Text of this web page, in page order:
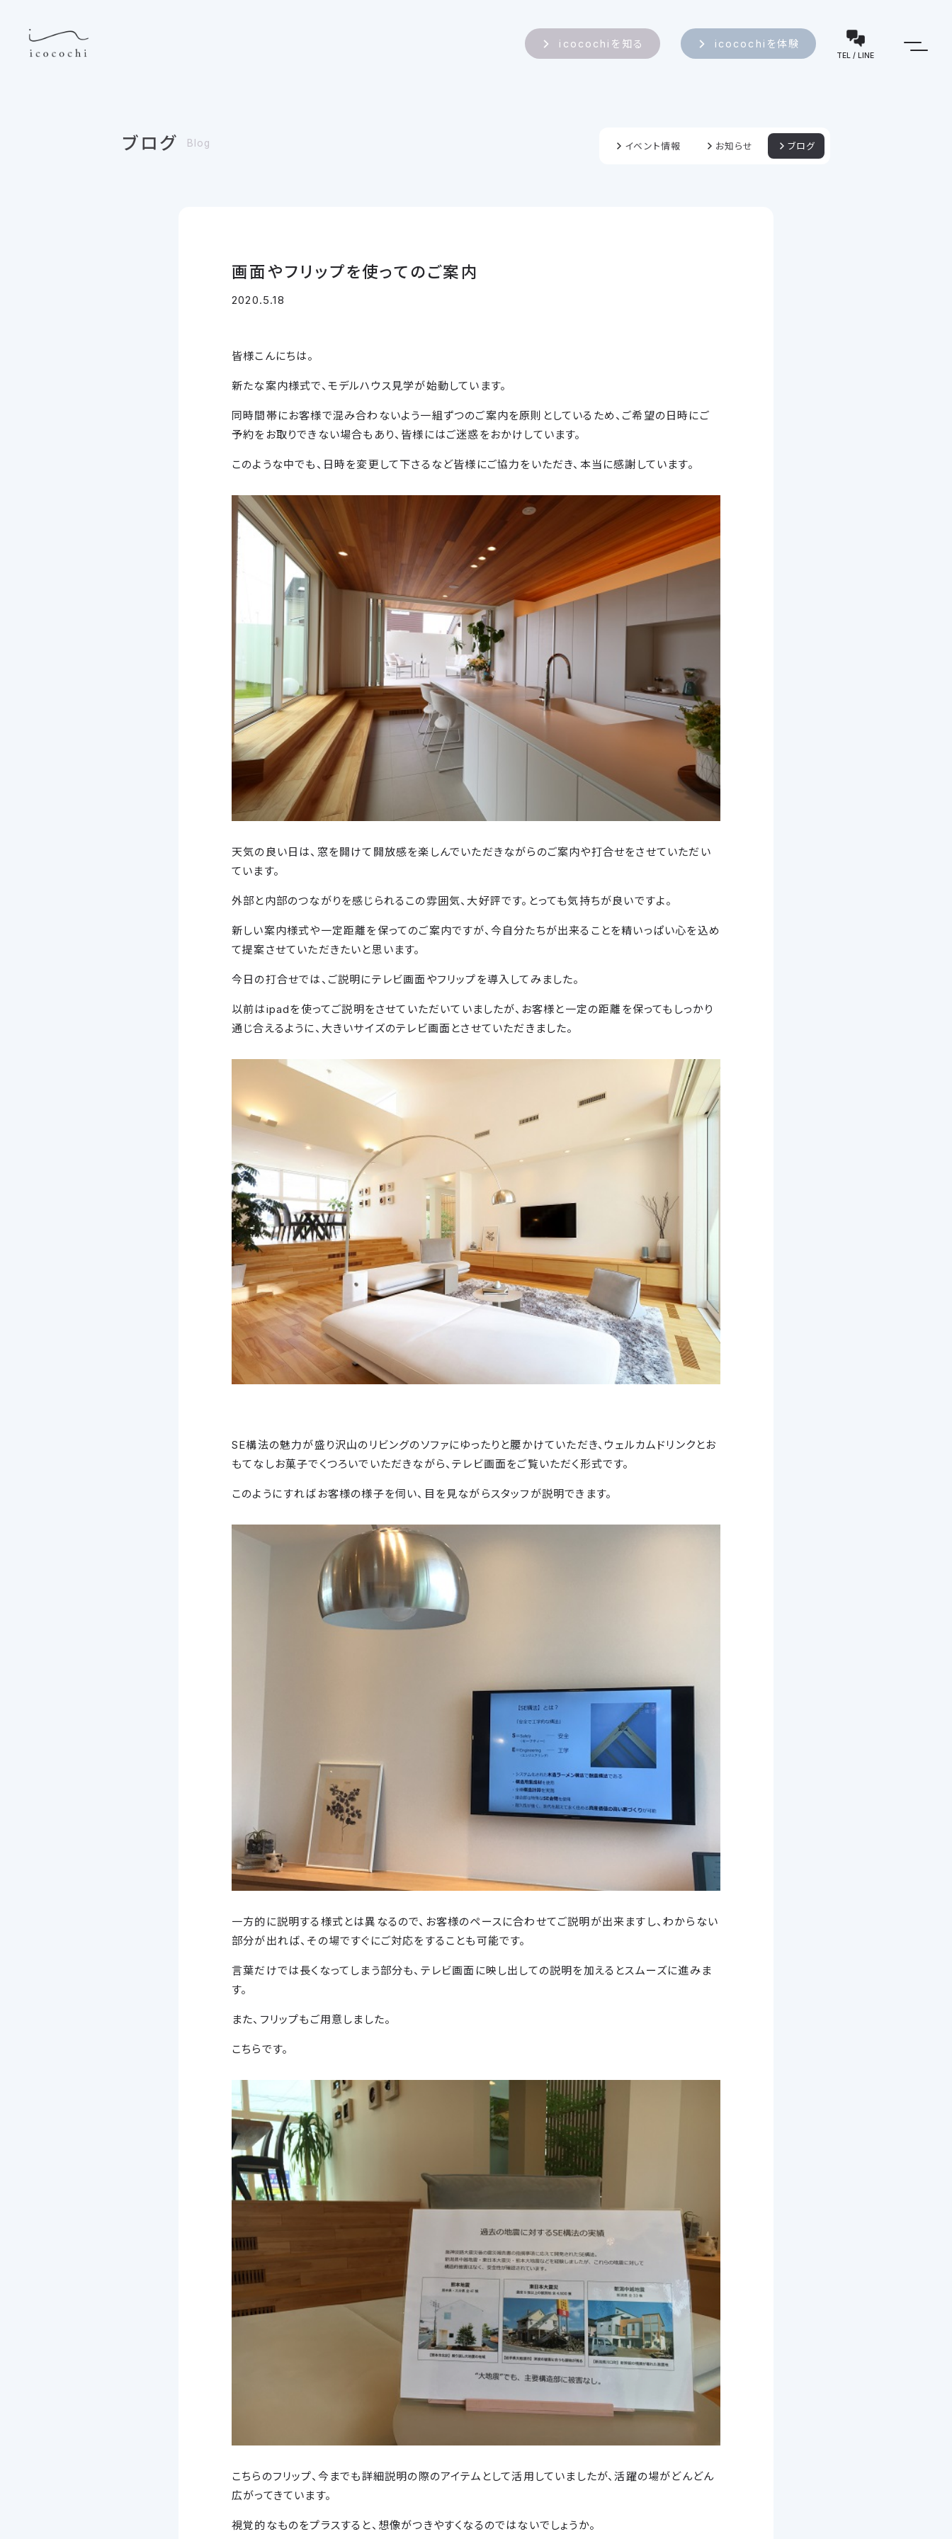
TEL / LINE
icocochiを知る icocochiを体験
ブログ Blog イベント情報 お知らせ ブログ
画面やフリップを使ってのご案内
2020.5.18
皆様こんにちは。
新たな案内様式で、モデルハウス見学が始動しています。
同時間帯にお客様で混み合わないよう一組ずつのご案内を原則としているため、ご希望の日時にご
予約をお取りできない場合もあり、皆様にはご迷惑をおかけしています。
このような中でも、日時を変更して下さるなど皆様にご協力をいただき、本当に感謝しています。
天気の良い日は、窓を開けて開放感を楽しんでいただきながらのご案内や打合せをさせていただい
ています。
外部と内部のつながりを感じられるこの雰囲気、大好評です。とっても気持ちが良いですよ。
新しい案内様式や一定距離を保ってのご案内ですが、今自分たちが出来ることを精いっぱい心を込め
て提案させていただきたいと思います。
今日の打合せでは、ご説明にテレビ画面やフリップを導入してみました。
以前はipadを使ってご説明をさせていただいていましたが、お客様と一定の距離を保ってもしっかり
通じ合えるように、大きいサイズのテレビ画面とさせていただきました。
SE構法の魅力が盛り沢山のリビングのソファにゆったりと腰かけていただき、ウェルカムドリンクとお
もてなしお菓子でくつろいでいただきながら、テレビ画面をご覧いただく形式です。
このようにすればお客様の様子を伺い、目を見ながらスタッフが説明できます。
一方的に説明する様式とは異なるので、お客様のペースに合わせてご説明が出来ますし、わからない
部分が出れば、その場ですぐにご対応をすることも可能です。
言葉だけでは長くなってしまう部分も、テレビ画面に映し出しての説明を加えるとスムーズに進みま
す。
また、フリップもご用意しました。
こちらです。
こちらのフリップ、今までも詳細説明の際のアイテムとして活用していましたが、活躍の場がどんどん
広がってきています。
視覚的なものをプラスすると、想像がつきやすくなるのではないでしょうか。